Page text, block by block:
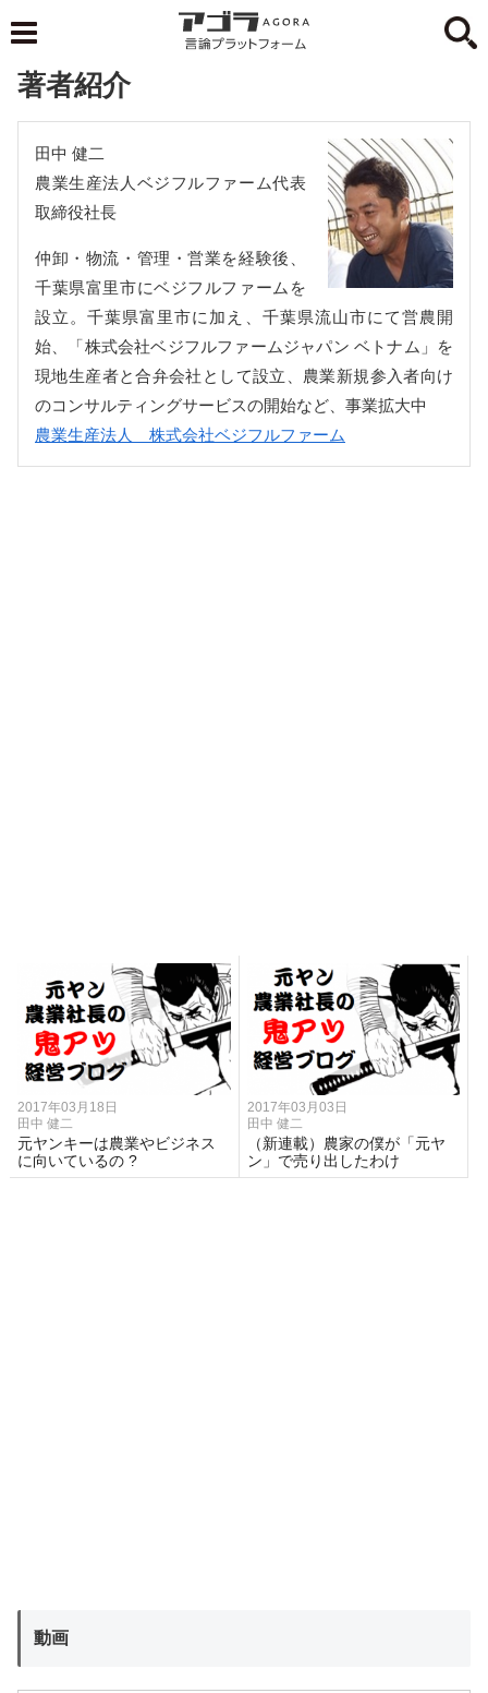
著者紹介
田中 健二
農業生産法人ベジフルファーム代表
取締役社長
仲卸・物流・管理・営業を経験後、
千葉県富里市にベジフルファームを
設立。千葉県富里市に加え、千葉県流山市にて営農開
始、「株式会社ベジフルファームジャパン ベトナム」を
現地生産者と合弁会社として設立、農業新規参入者向け
のコンサルティングサービスの開始など、事業拡大中
農業生産法人 株式会社ベジフルファーム
2017年03月18日
田中 健二
元ヤンキーは農業やビジネス
に向いているの ?
2017年03月03日
田中 健二
（新連載）農家の僕が「元ヤ
ン」で売り出したわけ
動画